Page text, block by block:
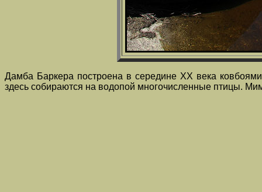
Дамба Баркера построена в середине XX века
здесь собираются на водопой многочисленные птицы.